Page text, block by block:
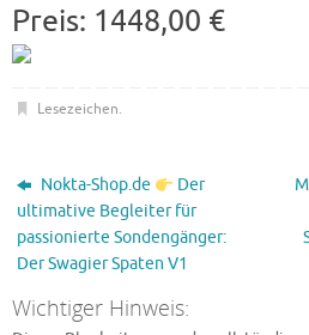
Preis: 1448,00 €
Lesezeichen.
Nokta-Shop.de
Der
ultimative Begleiter für
passionierte Sondengänger:
Der Swagier Spaten V1
Wichtiger Hinweis: